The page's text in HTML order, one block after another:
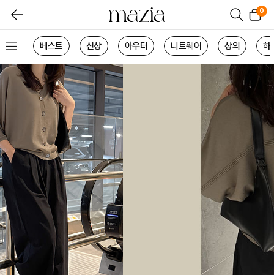
0
베스트 신상 아우터 니트웨어 상의 하